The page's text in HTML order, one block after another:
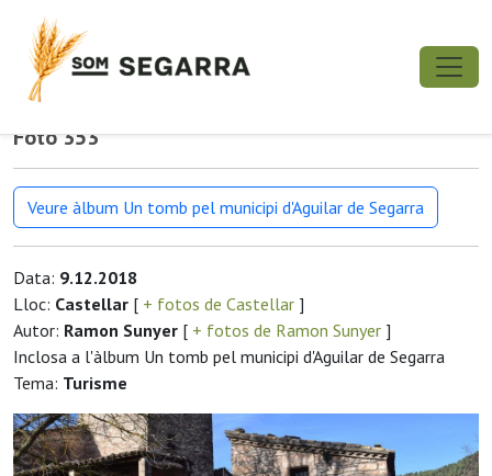
Foto 353
Veure àlbum Un tomb pel municipi d'Aguilar de Segarra
Data: 9.12.2018
Lloc: Castellar [ + fotos de Castellar ]
Autor: Ramon Sunyer [ + fotos de Ramon Sunyer ]
Inclosa a l'àlbum Un tomb pel municipi d'Aguilar de Segarra
Tema: Turisme